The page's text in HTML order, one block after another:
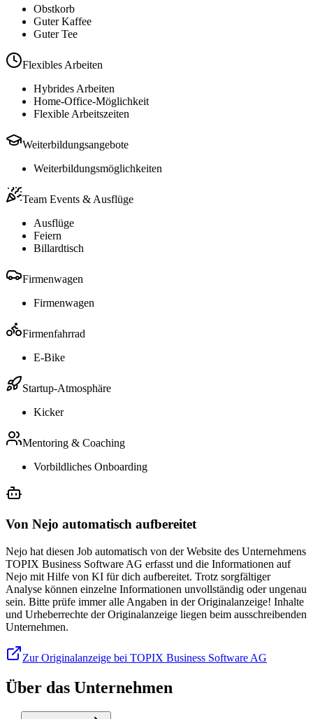
Obstkorb
Guter Kaffee
Guter Tee
Flexibles Arbeiten
Hybrides Arbeiten
Home-Office-Möglichkeit
Flexible Arbeitszeiten
Weiterbildungsangebote
Weiterbildungsmöglichkeiten
Team Events & Ausflüge
Ausflüge
Feiern
Billardtisch
Firmenwagen
Firmenwagen
Firmenfahrrad
E-Bike
Startup-Atmosphäre
Kicker
Mentoring & Coaching
Vorbildliches Onboarding
Von Nejo automatisch aufbereitet
Nejo hat diesen Job automatisch von der Website des Unternehmens
TOPIX Business Software AG erfasst und die Informationen auf
Nejo mit Hilfe von KI für dich aufbereitet. Trotz sorgfältiger
Analyse können einzelne Informationen unvollständig oder ungenau
sein. Bitte prüfe immer alle Angaben in der Originalanzeige! Inhalte
und Urheberrechte der Originalanzeige liegen beim ausschreibenden
Unternehmen.
Zur Originalanzeige bei TOPIX Business Software AG
Über das Unternehmen